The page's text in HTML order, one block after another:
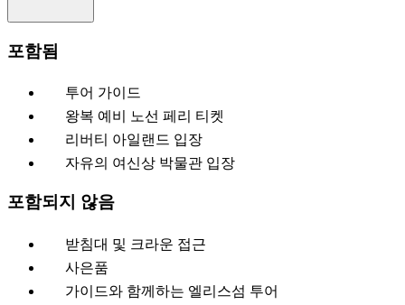
포함됨
투어 가이드
왕복 예비 노선 페리 티켓
리버티 아일랜드 입장
자유의 여신상 박물관 입장
포함되지 않음
받침대 및 크라운 접근
사은품
가이드와 함께하는 엘리스섬 투어